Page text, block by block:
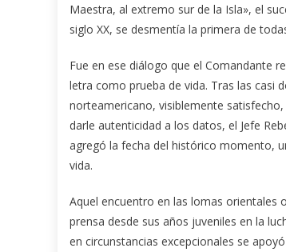
Maestra, al extremo sur de la Isla», el
siglo XX, se desmentía la primera de
Fue en ese diálogo que el Comandante
letra como prueba de vida. Tras las casi
norteamericano, visiblemente
darle autenticidad a los datos, el Jefe
agregó la fecha del histórico momento,
vida.
Aquel encuentro en las lomas orientales
prensa desde sus años juveniles en la
en circunstancias excepcionales se